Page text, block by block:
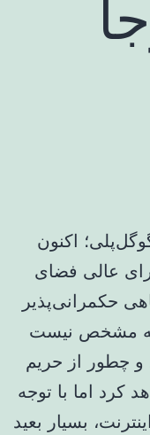
اکنون
عالی فضای
حکمرانی‌پذیر
که مشخص نیست
چطور از حریم
اما با توجه
بسیار بعید